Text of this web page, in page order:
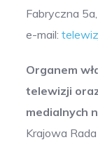
Fabryczna
e-mail:
Organem
telewizji
medialnych
Krajowa